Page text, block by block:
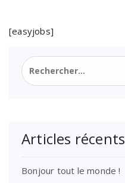
[easyjobs]
Rechercher :
Articles récents
Bonjour tout le monde !